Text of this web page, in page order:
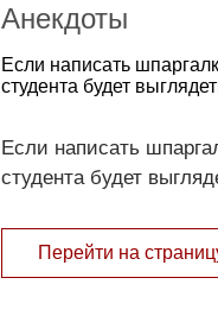
Анекдоты
Если написать
студента будет
Если написать
студента будет
Перейти на